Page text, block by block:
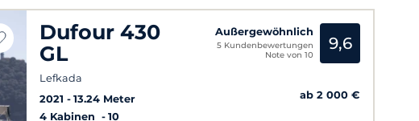
Dufour 430
GL
Lefkada
2021
13.24 Meter
4 Kabinen
10
Außergewöhnlich
5 Kundenbewertungen
Note von 10
9,6
ab 2 000 €